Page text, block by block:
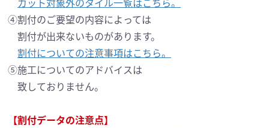
④割付のご要望の内容によっては
割付が出来ないものがあります。
割付についての注意事項はこちら。
⑤施工についてのアドバイスは
致しておりません。
【割付データの注意点】